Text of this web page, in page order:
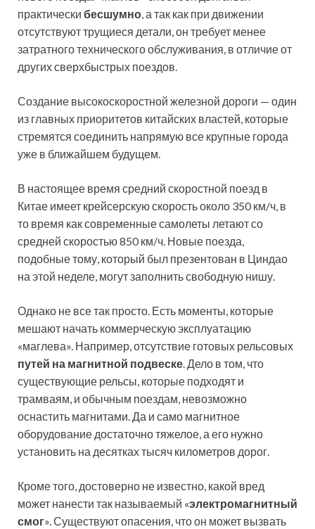
практически бесшумно, а так как при движении
отсутствуют трущиеся детали, он требует менее
затратного технического обслуживания, в отличие от
других сверхбыстрых поездов.
Создание высокоскоростной железной дороги — один
из главных приоритетов китайских властей, которые
стремятся соединить напрямую все крупные города
уже в ближайшем будущем.
В настоящее время средний скоростной поезд в
Китае имеет крейсерскую скорость около 350 км/ч, в
то время как современные самолеты летают со
средней скоростью 850 км/ч. Новые поезда,
подобные тому, который был презентован в Циндао
на этой неделе, могут заполнить свободную нишу.
Однако не все так просто. Есть моменты, которые
мешают начать коммерческую эксплуатацию
«маглева». Например, отсутствие готовых рельсовых
путей на магнитной подвеске. Дело в том, что
существующие рельсы, которые подходят и
трамваям, и обычным поездам, невозможно
оснастить магнитами. Да и само магнитное
оборудование достаточно тяжелое, а его нужно
установить на десятках тысяч километров дорог.
Кроме того, достоверно не известно, какой вред
может нанести так называемый «электромагнитный
смог». Существуют опасения, что он может вызвать